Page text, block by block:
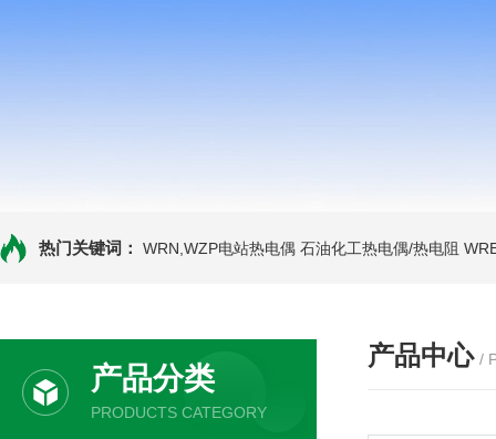
热门关键词： WRN,WZP电站热电偶 石油化工热电偶/热电阻
产品分类
PRODUCTS CATEGORY
产品中心 /